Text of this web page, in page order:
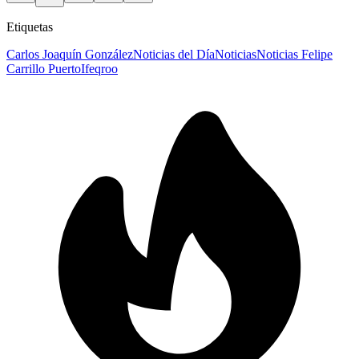
Etiquetas
Carlos Joaquín GonzálezNoticias del DíaNoticiasNoticias Felipe
Carrillo PuertoIfeqroo